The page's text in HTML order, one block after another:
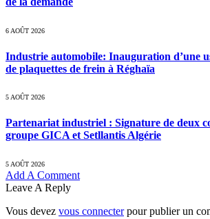
6 AOÛT 2026
Industrie automobile: Inauguration d’une
de plaquettes de frein à Réghaïa
5 AOÛT 2026
Partenariat industriel : Signature de deux
groupe GICA et Setllantis Algérie
5 AOÛT 2026
Add A Comment
Leave A Reply
Vous devez vous connecterpour publier un